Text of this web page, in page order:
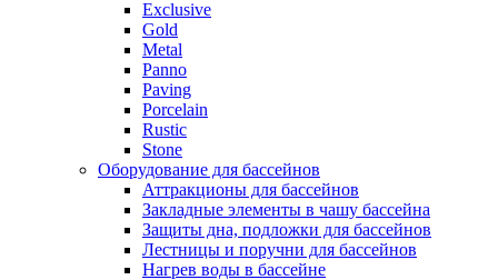
Exclusive
Gold
Metal
Panno
Paving
Porcelain
Rustic
Stone
Оборудование для бассейнов
Аттракционы для бассейнов
Закладные элементы в чашу бассейна
Защиты дна, подложки для бассейнов
Лестницы и поручни для бассейнов
Нагрев воды в бассейне